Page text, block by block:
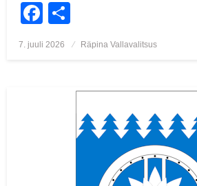
Facebook
Posted
7. juuli 2026 Räpina Vallavalitsus